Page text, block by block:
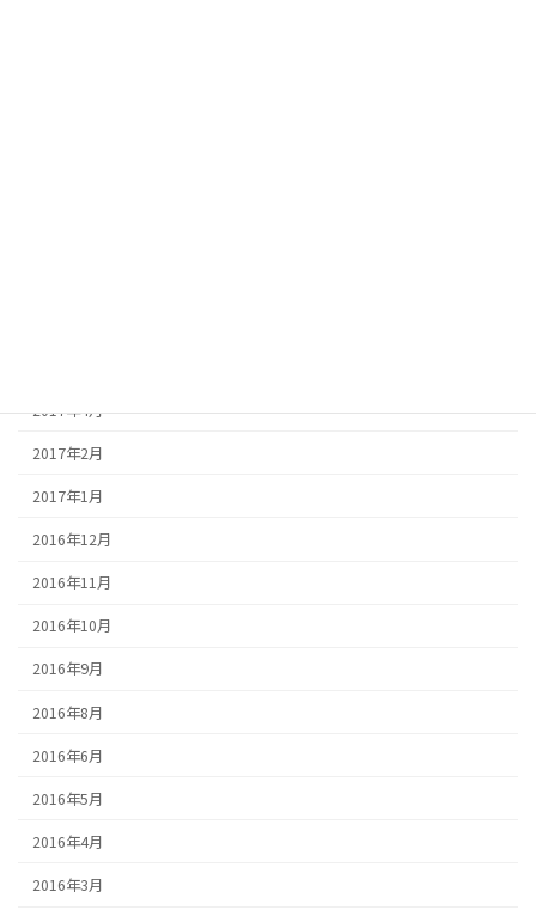
2017年4月
2017年2月
2017年1月
2016年12月
2016年11月
2016年10月
2016年9月
2016年8月
2016年6月
2016年5月
2016年4月
2016年3月